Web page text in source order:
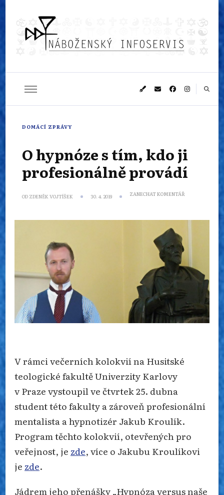
Náboženský
infoservis
DOMÁCÍ ZPRÁVY
O hypnóze s tím, kdo ji
profesionálně provádí
OD ZDENĚK VOJTÍŠEK 30. 4. 2019 ZANECHAT KOMENTÁŘ
KDO
V rámci večerních kolokvií na Husitské
teologické fakultě Univerzity Karlovy
v Praze vystoupil ve čtvrtek 25. dubna
student této fakulty a zároveň profesionální
mentalista a hypnotizér Jakub Kroulík.
Program těchto kolokvií, otevřených pro
veřejnost, je zde, více o Jakubu Kroulíkovi
je zde.
Jádrem jeho přenášky „Hypnóza versus naše